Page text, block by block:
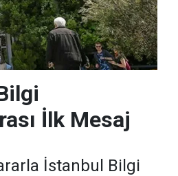
İlk Mesaj
İstanbul Bilgi